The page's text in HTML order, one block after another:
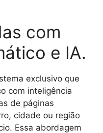
com
e IA.
exclusivo que
com inteligência
de páginas
cidade ou região
Essa abordagem